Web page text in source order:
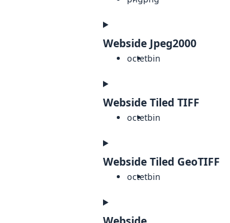
Webside Jpeg2000
octetbin
Webside Tiled TIFF
octetbin
Webside Tiled GeoTIFF
octetbin